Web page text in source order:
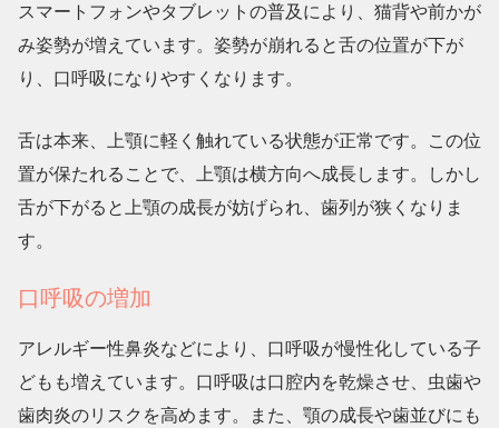
スマートフォンやタブレットの普及により、猫背や前かが
み姿勢が増えています。姿勢が崩れると舌の位置が下が
り、口呼吸になりやすくなります。
舌は本来、上顎に軽く触れている状態が正常です。この位
置が保たれることで、上顎は横方向へ成長します。しかし
舌が下がると上顎の成長が妨げられ、歯列が狭くなりま
す。
口呼吸の増加
アレルギー性鼻炎などにより、口呼吸が慢性化している子
どもも増えています。口呼吸は口腔内を乾燥させ、虫歯や
歯肉炎のリスクを高めます。また、顎の成長や歯並びにも